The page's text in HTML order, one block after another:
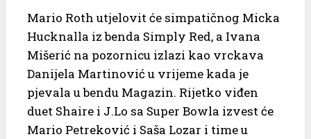
Mario Roth utjelovit će simpatičnog Micka
Hucknalla iz benda Simply Red, a Ivana
Mišerić na pozornicu izlazi kao vrckava
Danijela Martinović u vrijeme kada je
pjevala u bendu Magazin. Rijetko viđen
duet Shaire i J.Lo sa Super Bowla izvest će
Mario Petreković i Saša Lozar i time u